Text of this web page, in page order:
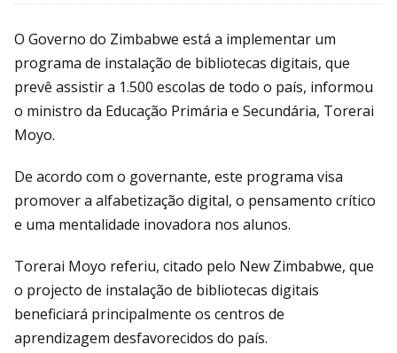
O Governo do Zimbabwe está a implementar um
programa de instalação de bibliotecas digitais, que
prevê assistir a 1.500 escolas de todo o país, informou
o ministro da Educação Primária e Secundária, Torerai
Moyo.
De acordo com o governante, este programa visa
promover a alfabetização digital, o pensamento crítico
e uma mentalidade inovadora nos alunos.
Torerai Moyo referiu, citado pelo New Zimbabwe, que
o projecto de instalação de bibliotecas digitais
beneficiará principalmente os centros de
aprendizagem desfavorecidos do país.